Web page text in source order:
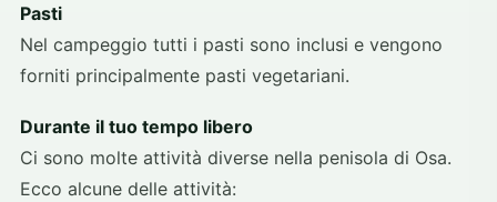
Pasti
Nel campeggio tutti i pasti sono inclusi e vengono
forniti principalmente pasti vegetariani.
Durante il tuo tempo libero
Ci sono molte attività diverse nella penisola di Osa.
Ecco alcune delle attività: